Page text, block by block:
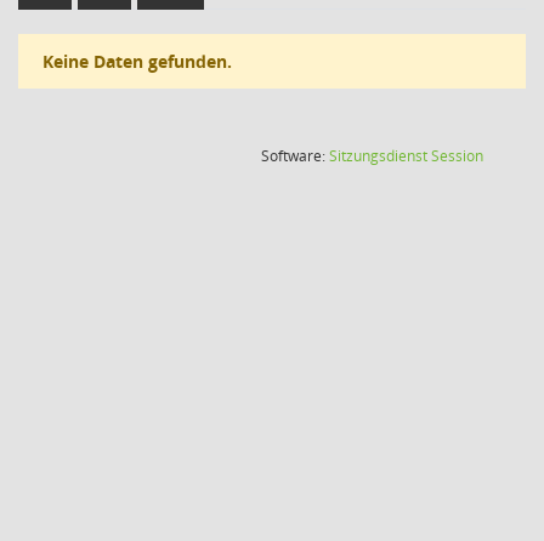
Keine Daten gefunden.
Software:SitzungsdienstSession(Wird in